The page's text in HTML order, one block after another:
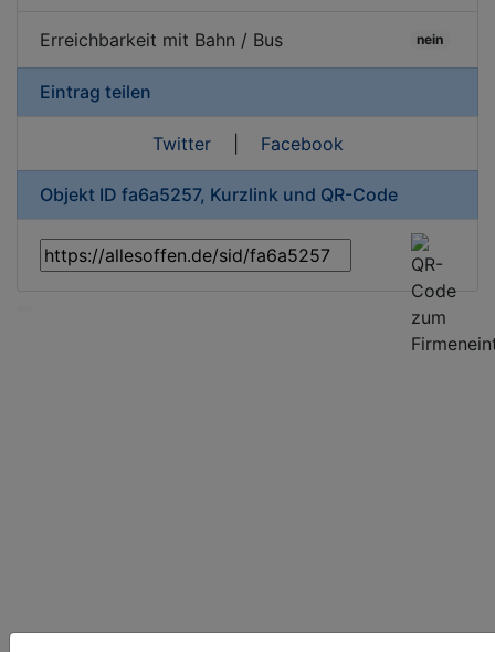
Erreichbarkeit mit Bahn / Bus nein
Eintrag teilen
Twitter| Facebook
Objekt ID fa6a5257, Kurzlink und QR-Code